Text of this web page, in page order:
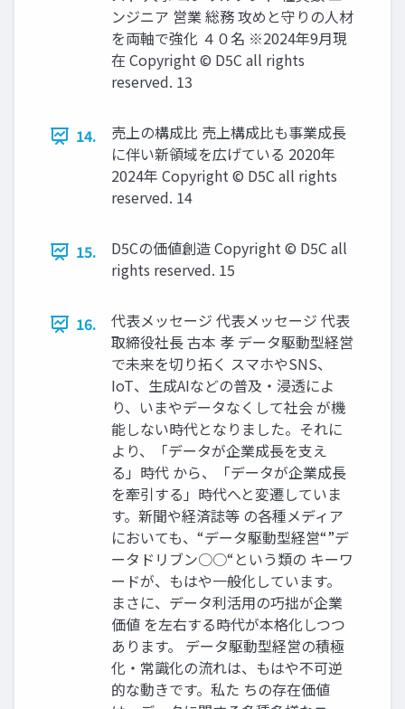
ンジニア 営業 総務 攻めと守りの人材
を両軸で強化 ４０名 ※2024年9月現
在 Copyright © D5C all rights
reserved. 13
14.
売上の構成比 売上構成比も事業成長
に伴い新領域を広げている 2020年
2024年 Copyright © D5C all rights
reserved. 14
15.
D5Cの価値創造 Copyright © D5C all
rights reserved. 15
16.
代表メッセージ 代表メッセージ 代表
取締役社長 古本 孝 データ駆動型経営
で未来を切り拓く スマホやSNS、
IoT、生成AIなどの普及・浸透によ
り、いまやデータなくして社会 が機
能しない時代となりました。それに
より、「データが企業成長を支え
る」時代 から、「データが企業成長
を牽引する」時代へと変遷していま
す。新聞や経済誌等 の各種メディア
においても、“データ駆動型経営“”デ
ータドリブン○○“という類の キーワ
ードが、もはや一般化しています。
まさに、データ利活用の巧拙が企業
価値 を左右する時代が本格化しつつ
あります。 データ駆動型経営の積極
化・常識化の流れは、もはや不可逆
的な動きです。私た ちの存在価値